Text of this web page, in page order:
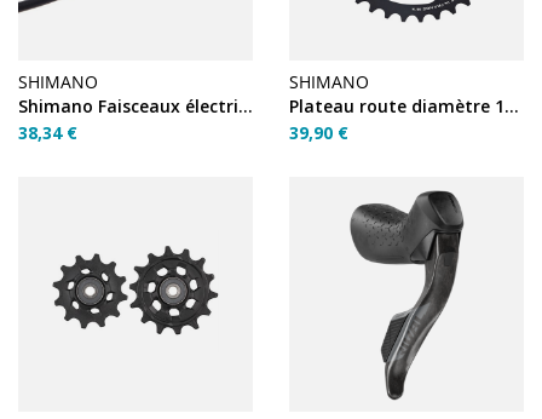
SHIMANO
Shimano Faisceaux électriques EW-SD50 Di2 500mm externe
38,34 €
SHIMANO
Plateau route diamètre 110 inter 34T noir X110 (Shimano)
39,90 €